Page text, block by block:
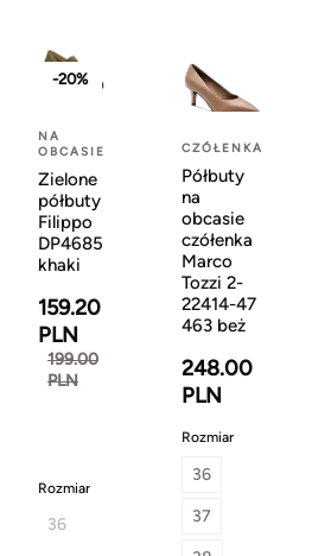
-20%
NA
OBCASIE
Zielone
półbuty
Filippo
DP4685
khaki
159.20
PLN
199.00
PLN
Rozmiar
36
CZÓŁENKA
Półbuty
na
obcasie
czółenka
Marco
Tozzi 2-
22414-47
463 beż
248.00
PLN
Rozmiar
36
37